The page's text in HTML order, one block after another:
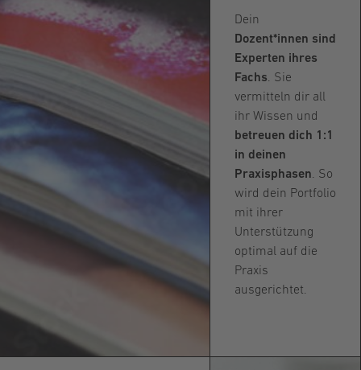
Dein
Dozent*innen sind
Experten ihres
Fachs. Sie
vermitteln dir all
ihr Wissen und
betreuen dich 1:1
in deinen
Praxisphasen. So
wird dein Portfolio
mit ihrer
Unterstützung
optimal auf die
Praxis
ausgerichtet.